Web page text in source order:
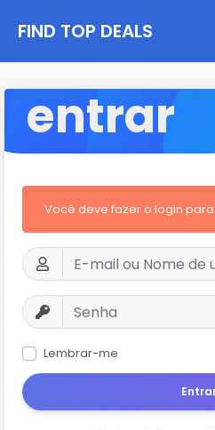
FIND TOP DEALS
entrar
Você deve fazer o login
Lembrar-me